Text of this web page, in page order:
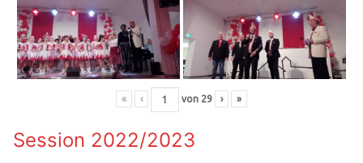
« ‹ von 29 › »
Session 2022/2023